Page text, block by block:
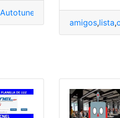
Autotune ,Procesador,
amigos,lista,